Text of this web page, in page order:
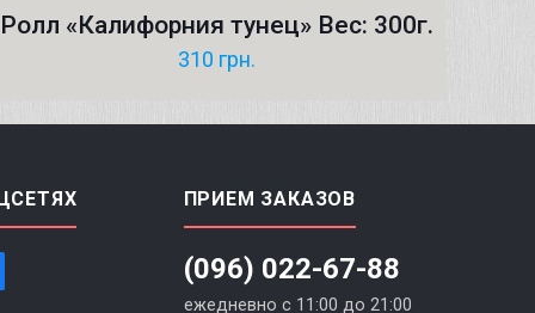
Ролл «Калифорния тунец» Вес: 300г.
310 грн.
ПРИЕМ ЗАКАЗОВ
(096) 022-67-88
ежедневно с 11:00 до 21:00